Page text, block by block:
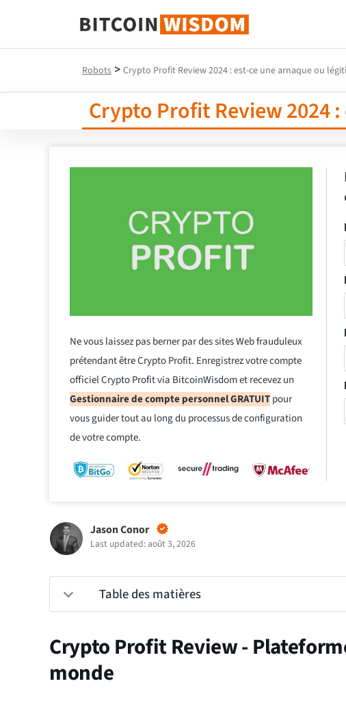
Bitcoin Sagesse
Robots > Crypto Profit Review 2024 : est-ce une arnaque ou
Crypto Profit Review 2024
Ne vous laissez pas berner par des sites Web frauduleux
prétendant être Crypto Profit. Enregistrez votre compte
officiel Crypto Profit via BitcoinWisdom et recevez un
Gestionnaire de compte personnel GRATUITpour
vous guider tout au long du processus de configuration
de votre compte.
Jason Conor
Last updated: août 3, 2026
Table des matières
Crypto Profit Review -
monde